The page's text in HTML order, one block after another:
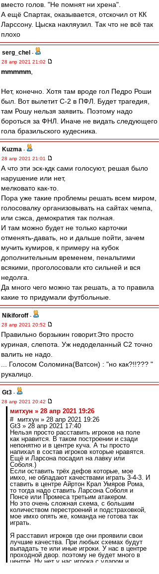
вместо голов. "Не помнят ни хрена".
А ещё Спартак, оказывается, отскочил от КК
Ларссону. Цыска накляузил. Так что не всё так
плохо
serg_chel -
28 апр 2021 21:02
mmmmm
Нет, конечно. Хотя там вроде гол Педро Роши
был. Вот вылетит С-2 в ПФЛ. Будет трагедия,
там Рошу нельзя заявить. Поэтому надо
бороться за ФНЛ. Иначе не видать следующего
гола бразильского кудесника.
Kuzma -
28 апр 2021 21:01
А что эти эск-кдк сами голосуют, решая было
нарушение или нет,
мелковато как-то.
Пора уже такие проблемы решать всем миром,
голосовалку организовывать на сайтах чемпа,
или сэкса, демократия так полная.
И там можно будет не только карточки
отменять-давать, но и дальше пойти, зачем
мучить кумиров, к примеру на кубок
дополнительным временем, пенальтими
всякими, проголосовали кто сильней и вся
недолга.
Да много чего можно так решать, а то правила
какие то придумали футбольные.
Nikiforoff -
28 апр 2021 20:52
Правильно борзыкин говорит.Это просто
куриная, слепота. Уж недоделанный С2 точно
валить не надо.
... Голосом Соломина(Ватсон) : "но как?!!??? "
рукалицо.
Gt3 -
28 апр 2021 20:42
митхун » 28 апр 2021 19:26
# митхун » 28 апр 2021 19:26
Gt3 » 28 апр 2021 17:40
Нельзя просто расставить игроков на поле
как нравится. В таком построении и сзади
непонятно и в центре куча. А ты просто
напихал в состав игроков которые нравятся.
Ещё и Ларсона посадил на лавку или
Соболя.)
Если оставить трёх дефов которые, мое
имхо, не обладают качествами играть 3-4-3. И
ставить в центре Айртон Крал Умяров Рома,
то тогда надо ставить Ларсона Соболя и
Понсе или Промеса третьим атакером.
Но это очень сложная схема, с большим
количеством перестроений и подстраховкой,
мое имхо опять же, команда не готова так
играть.
Я расставил игроков где они проявили свои
лучшие качества. При любых схемах будут
выпадать те или иные игроки. У нас в центре
проходной двор. поэтому не будет много в
центре. Ну нет у нас игрока с ударом и